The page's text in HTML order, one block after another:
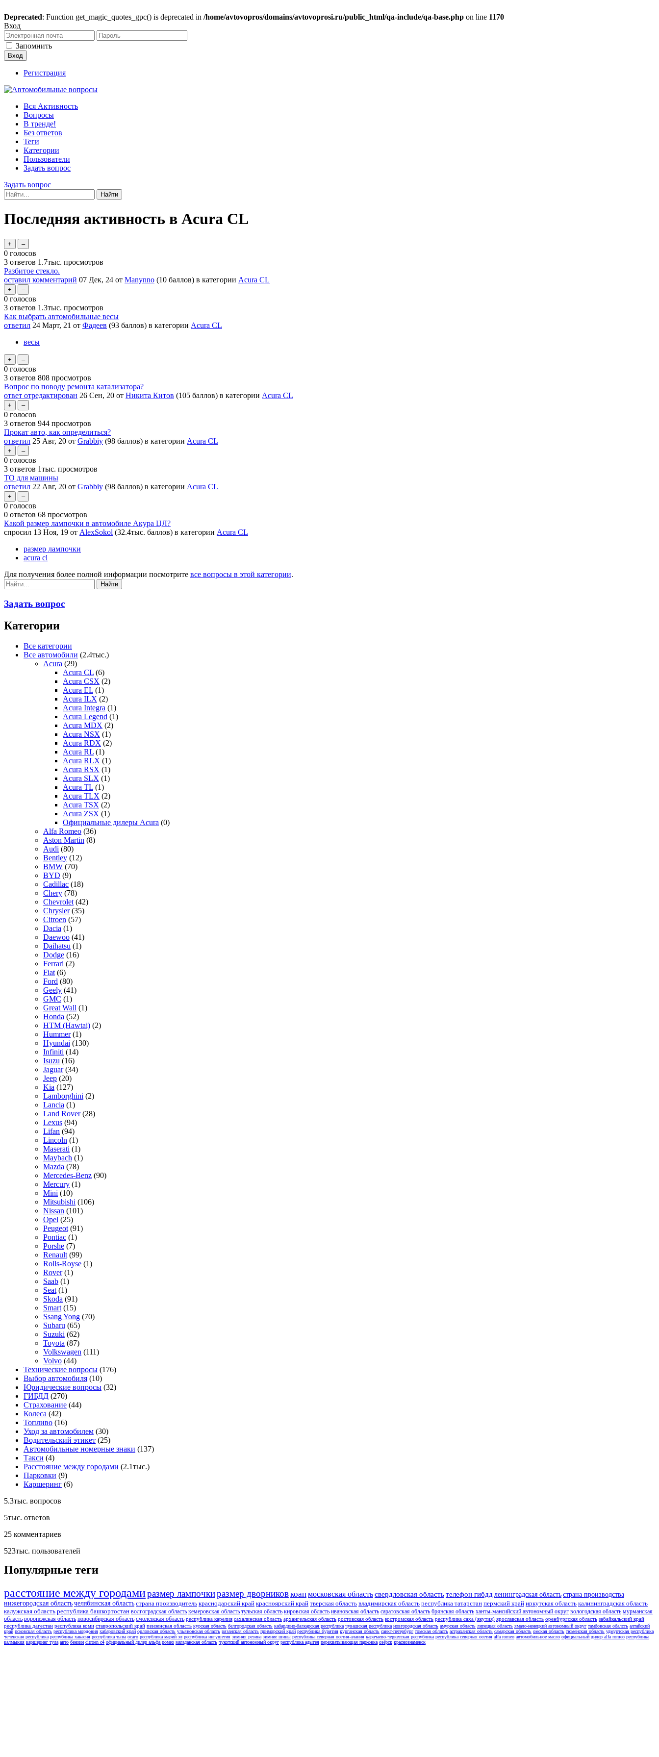
Deprecated: Function get_magic_quotes_gpc() is deprecated in /home/avtovopros/domains/avtovoprosi.ru/public_html/qa-include/qa-base.php on line 1170
Вход
Запомнить
Регистрация
Вся Активность
Вопросы
В тренде!
Без ответов
Теги
Категории
Пользователи
Задать вопрос
Задать вопрос
Последняя активность в Acura CL
0 голосов
3 ответов 1.7тыс. просмотров
Разбитое стекло.
оставил комментарий 07 Дек, 24 от Manynno (10 баллов) в категории Acura CL
0 голосов
3 ответов 1.3тыс. просмотров
Как выбрать автомобильные весы
ответил 24 Март, 21 от Фадеев (93 баллов) в категории Acura CL
весы
0 голосов
3 ответов 808 просмотров
Вопрос по поводу ремонта катализатора?
ответ отредактирован 26 Сен, 20 от Никита Китов (105 баллов) в категории Acura CL
0 голосов
3 ответов 944 просмотров
Прокат авто, как определиться?
ответил 25 Авг, 20 от Grabbiy (98 баллов) в категории Acura CL
0 голосов
3 ответов 1тыс. просмотров
ТО для машины
ответил 22 Авг, 20 от Grabbiy (98 баллов) в категории Acura CL
0 голосов
0 ответов 68 просмотров
Какой размер лампочки в автомобиле Акура ЦЛ?
спросил 13 Ноя, 19 от AlexSokol (32.4тыс. баллов) в категории Acura CL
размер лампочки
acura cl
Для получения более полной информации посмотрите все вопросы в этой категории.
Задать вопрос
Категории
Все категории
Все автомобили (2.4тыс.)
Acura (29)
Acura CL (6)
Acura CSX (2)
Acura EL (1)
Acura ILX (2)
Acura Integra (1)
Acura Legend (1)
Acura MDX (2)
Acura NSX (1)
Acura RDX (2)
Acura RL (1)
Acura RLX (1)
Acura RSX (1)
Acura SLX (1)
Acura TL (1)
Acura TLX (2)
Acura TSX (2)
Acura ZSX (1)
Официальные дилеры Acura (0)
Alfa Romeo (36)
Aston Martin (8)
Audi (80)
Bentley (12)
BMW (70)
BYD (9)
Cadillac (18)
Chery (78)
Chevrolet (42)
Chrysler (35)
Citroen (57)
Dacia (1)
Daewoo (41)
Daihatsu (1)
Dodge (16)
Ferrari (2)
Fiat (6)
Ford (80)
Geely (41)
GMC (1)
Great Wall (1)
Honda (52)
HTM (Hawtai) (2)
Hummer (1)
Hyundai (130)
Infiniti (14)
Isuzu (16)
Jaguar (34)
Jeep (20)
Kia (127)
Lamborghini (2)
Lancia (1)
Land Rover (28)
Lexus (94)
Lifan (94)
Lincoln (1)
Maserati (1)
Maybach (1)
Mazda (78)
Mercedes-Benz (90)
Mercury (1)
Mini (10)
Mitsubishi (106)
Nissan (101)
Opel (25)
Peugeot (91)
Pontiac (1)
Porshe (7)
Renault (99)
Rolls-Royse (1)
Rover (1)
Saab (1)
Seat (1)
Skoda (91)
Smart (15)
Ssang Yong (70)
Subaru (65)
Suzuki (62)
Toyota (87)
Volkswagen (111)
Volvo (44)
Технические вопросы (176)
Выбор автомобиля (10)
Юридические вопросы (32)
ГИБДД (270)
Страхование (44)
Колеса (42)
Топливо (16)
Уход за автомобилем (30)
Водительский этикет (25)
Автомобильные номерные знаки (137)
Такси (4)
Расстояние между городами (2.1тыс.)
Парковки (9)
Каршеринг (6)
5.3тыс. вопросов
5тыс. ответов
25 комментариев
523тыс. пользователей
Популярные теги
расстояние между городамиразмер лампочкиразмер дворниковкоапмосковская областьсвердловская областьтелефон гибдд ленинградская область страна производства
нижегородская область челябинская область страна производитель краснодарский край красноярский край тверская область владимирская область республика татарстан пермский край иркутская область калининградская область
калужская область республика башкортостан волгоградская область кемеровская область тульская область кировская область ивановская область саратовская область брянская область ханты-мансийский автономный округ вологодская область мурманская
область воронежская область новосибирская область смоленская область республика карелия сахалинская область архангельская область ростовская область костромская область республика саха (якутия) ярославская область оренбургская область забайкальский край
республика дагестан республика коми ставропольский край пензенская область курская область белгородская область кабардино-балкарская республика чувашская республика новгородская область амурская область липецкая область ямало-ненецкий автономный округ тамбовская обалсть алтайский
край псковская область республика мордовия хабаровский край орловская область ульяновская область рязанская область приморский край республика бурятия курганская область санкт-петербург томская область астраханская область самарская область омская область тюменская область удмуртская республика
чеченская республика республика хакасия республика тыва осаго республика марий эл республика ингушетия зимняя резина зимние шины республика северная осетия-алания карачаево-черкесская республика республика северная осетия alfa romeo автомобильное масло официальный дилер alfa romeo республика
калмыкия каршеринг тула авто бензин citroen c4 официальный дилер альфа ромео магаданская область чукотский автономный округ республика адыгея перехватывающая парковка озёрск краснознаменск